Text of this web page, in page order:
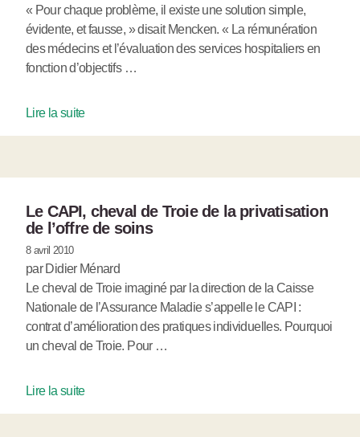
« Pour chaque problème, il existe une solution simple,
évidente, et fausse, » disait Mencken. « La rémunération
des médecins et l’évaluation des services hospitaliers en
fonction d’objectifs …
Lire la suite
Le CAPI, cheval de Troie de la privatisation
de l’offre de soins
8 avril 2010
par Didier Ménard
Le cheval de Troie imaginé par la direction de la Caisse
Nationale de l’Assurance Maladie s’appelle le CAPI :
contrat d’amélioration des pratiques individuelles. Pourquoi
un cheval de Troie. Pour …
Lire la suite